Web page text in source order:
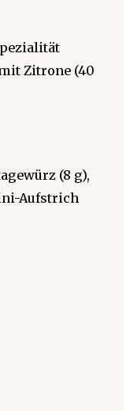
Zitrone (40
(8 g),
Aufstrich